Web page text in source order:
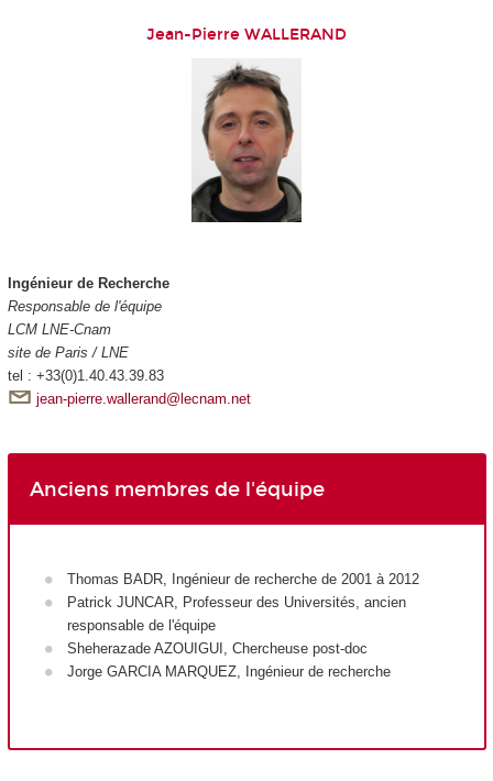
Jean-Pierre WALLERAND
Ingénieur de Recherche
Responsable de l'équipe
LCM LNE-Cnam
site de Paris / LNE
tel : +33(0)1.40.43.39.83
jean-pierre.wallerand@lecnam.net
Anciens membres de l'équipe
Thomas BADR, Ingénieur de recherche de 2001 à 2012
Patrick JUNCAR, Professeur des Universités, ancien
responsable de l'équipe
Sheherazade AZOUIGUI, Chercheuse post-doc
Jorge GARCIA MARQUEZ, Ingénieur de recherche